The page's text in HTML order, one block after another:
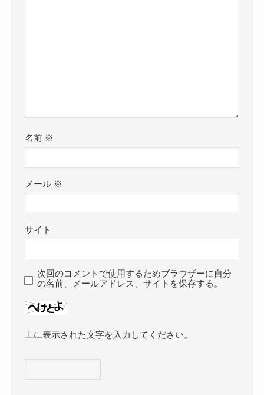
名前 ※
メール ※
サイト
次回のコメントで使用するためブラウザーに自分
の名前、メールアドレス、サイトを保存する。
上に表示された文字を入力してください。